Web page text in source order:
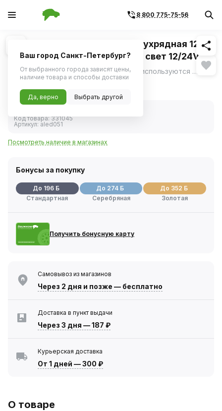
8 800 775-75-56
1/3 Похожие
Фара светодиодная балка двухрядная 126W
505x78x65 42 LED комбинир. свет 12/24V
(AIRLINE)
Светодиодные фары рабочего света используются как дополнительный источник света. ещё
Код товара:331045
Артикул: aled051
Посмотреть наличие в магазинах
Бонусы за покупку
До 196 Б
Стандартная
До 274 Б
Серебряная
До 352 Б
Золотая
Получить бонусную карту
Самовывоз из магазинов
Через 2 дня и позже — бесплатно
Доставка в пункт выдачи
Через 3 дня —187 ₽
Курьерская доставка
От 1 дней —300 ₽
О товаре
Ваш город Санкт-Петербург?
От выбранного города зависят цены,
наличие товара и способы доставки
Да, верно Выбрать другой